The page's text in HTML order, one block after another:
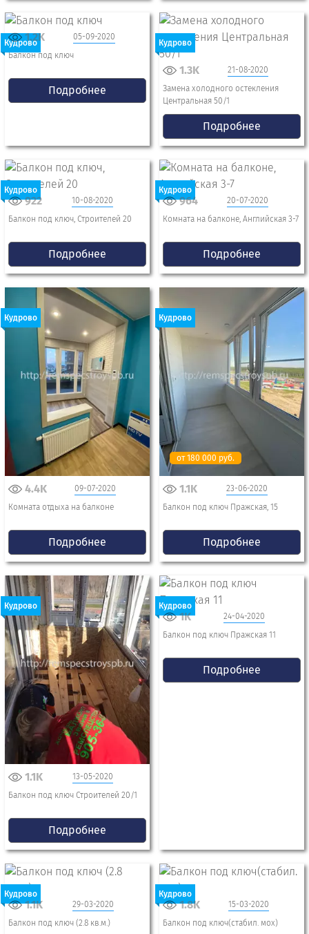
Кудрово
05-09-2020
1.2K
Балкон под ключ
Подробнее
Кудрово
21-08-2020
1.3K
Замена холодного остекления
Центральная 50/1
Подробнее
Кудрово
10-08-2020
922
Балкон под ключ, Строителей 20
Подробнее
Кудрово
20-07-2020
964
Комната на балконе, Английская 3-7
Подробнее
Кудрово
09-07-2020
4.4K
Комната отдыха на балконе
Подробнее
Кудрово
от 180 000 руб.
23-06-2020
1.1K
Балкон под ключ Пражская, 15
Подробнее
Кудрово
13-05-2020
1.1K
Балкон под ключ Строителей 20/1
Подробнее
Кудрово
24-04-2020
1K
Балкон под ключ Пражская 11
Подробнее
Кудрово
29-03-2020
1.1K
Балкон под ключ (2.8 кв.м.)
Кудрово
15-03-2020
1.8K
Балкон под ключ(стабил. мох)